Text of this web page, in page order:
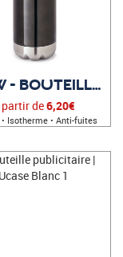
SHOW - BOUTEILLE PUBLICITAIRE
partir de6,20€
Isotherme • Anti-fuites